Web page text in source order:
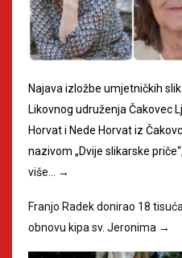
Najava izložbe umjetničkih
Likovnog udruženja Čakovec
Horvat i Nede Horvat iz
nazivom „Dvije slikarske
više…
→
Franjo Radek donirao 18
obnovu kipa sv. Jeronima →